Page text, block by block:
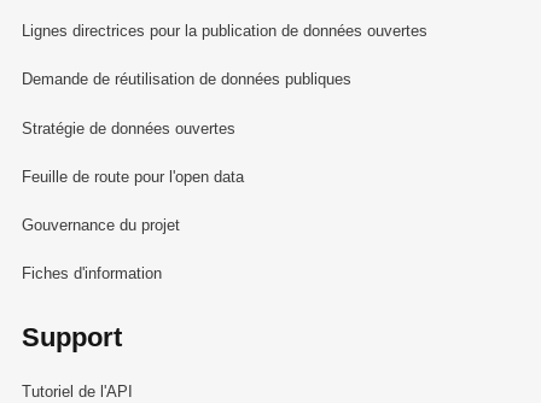
Lignes directrices pour la publication de données ouvertes
Demande de réutilisation de données publiques
Stratégie de données ouvertes
Feuille de route pour l'open data
Gouvernance du projet
Fiches d'information
Support
Tutoriel de l'API